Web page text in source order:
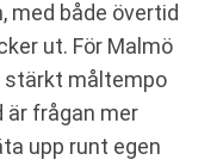
med både övertid
ut. För Malmö
stärkt måltempo
är frågan mer
upp runt egen